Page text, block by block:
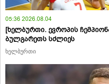
05:36 2026.08.04
[ხელბურთი. ევროპის
ბულგარეთს სძლიეს
ხელბურთი